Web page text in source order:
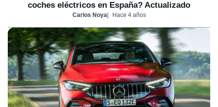
coches eléctricos en España? Actualizado
Carlos Noya Hace 4 años